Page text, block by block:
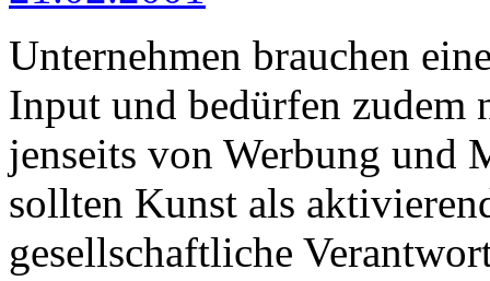
Unternehmen brauchen
Input und bedürfen zudem
jenseits von Werbung und
sollten Kunst als
gesellschaftliche